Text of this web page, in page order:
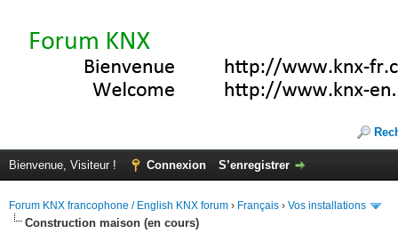
Bienvenue, Visiteur ! Connexion S’enregistrer
Forum KNX francophone / English KNX forum › Français › Vos installations
Construction maison (en cours)